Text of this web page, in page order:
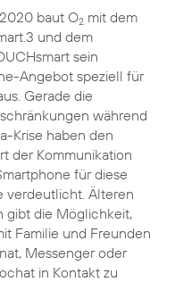
baut O2mit dem
und dem
sein
Angebot speziell für
Gerade die
während
Krise haben den
der Kommunikation
für diese
verdeutlicht. Älteren
gibt die Möglichkeit,
Familie und Freunden
Messenger oder
in Kontakt zu